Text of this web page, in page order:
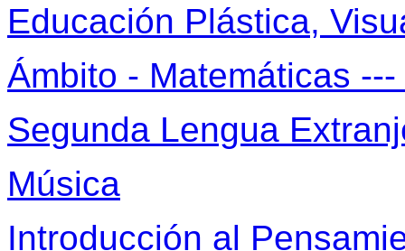
Educación Plástica,
Ámbito - Matemáticas
Segunda Lengua
Música
Introducción al